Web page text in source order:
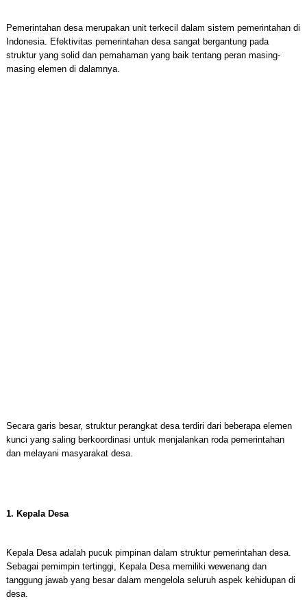
Pemerintahan desa merupakan unit terkecil dalam sistem pemerintahan di
Indonesia. Efektivitas pemerintahan desa sangat bergantung pada
struktur yang solid dan pemahaman yang baik tentang peran masing-
masing elemen di dalamnya.
Secara garis besar, struktur perangkat desa terdiri dari beberapa elemen
kunci yang saling berkoordinasi untuk menjalankan roda pemerintahan
dan melayani masyarakat desa.
1. Kepala Desa
Kepala Desa adalah pucuk pimpinan dalam struktur pemerintahan desa.
Sebagai pemimpin tertinggi, Kepala Desa memiliki wewenang dan
tanggung jawab yang besar dalam mengelola seluruh aspek kehidupan di
desa.